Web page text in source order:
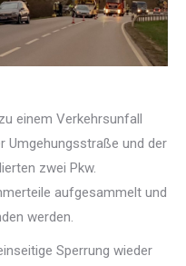
einem Verkehrsunfall
Umgehungsstraße und der
zwei Pkw.
aufgesammelt und
werden.
Sperrung wieder